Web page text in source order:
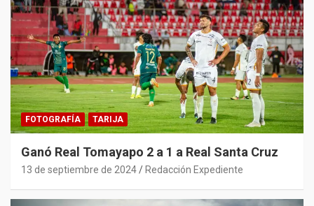
FOTOGRAFÍA TARIJA
Ganó Real Tomayapo 2 a 1 a Real Santa Cruz
13 de septiembre de 2024 Redacción Expediente